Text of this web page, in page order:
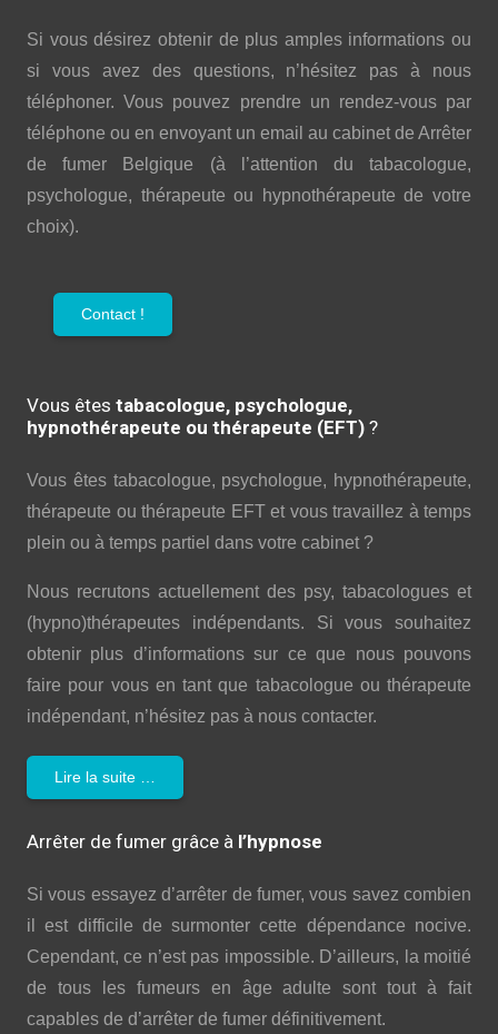
Si vous désirez obtenir de plus amples informations ou
si vous avez des questions, n’hésitez pas à nous
téléphoner. Vous pouvez prendre un rendez-vous par
téléphone ou en envoyant un email au cabinet de Arrêter
de fumer Belgique (à l’attention du tabacologue,
psychologue, thérapeute ou hypnothérapeute de votre
choix).
Contact !
Vous êtes tabacologue, psychologue,
hypnothérapeute ou thérapeute (EFT) ?
Vous êtes tabacologue, psychologue, hypnothérapeute,
thérapeute ou thérapeute EFT et vous travaillez à temps
plein ou à temps partiel dans votre cabinet ?
Nous recrutons actuellement des psy, tabacologues et
(hypno)thérapeutes indépendants. Si vous souhaitez
obtenir plus d’informations sur ce que nous pouvons
faire pour vous en tant que tabacologue ou thérapeute
indépendant, n’hésitez pas à nous contacter.
Lire la suite …
Arrêter de fumer grâce à l’hypnose
Si vous essayez d’arrêter de fumer, vous savez combien
il est difficile de surmonter cette dépendance nocive.
Cependant, ce n’est pas impossible. D’ailleurs, la moitié
de tous les fumeurs en âge adulte sont tout à fait
capables de d’arrêter de fumer définitivement.